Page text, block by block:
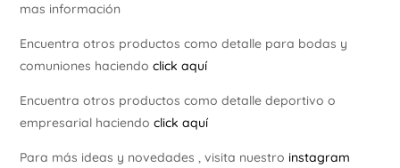
mas información
Encuentra otros productos como detalle para bodas y
comuniones haciendo click aquí
Encuentra otros productos como detalle deportivo o
empresarial haciendo click aquí
Para más ideas y novedades , visita nuestro instagram